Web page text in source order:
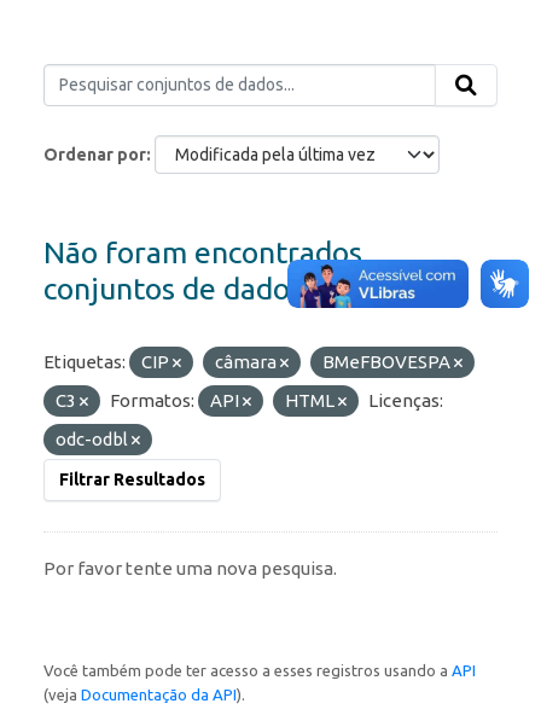
Ordenar por
Não foram encontrados
conjuntos de dados
Etiquetas: CIP câmara
BMeFBOVESPA
C3
Formatos: API HTML
Licenças:
odc-odbl
Filtrar Resultados
Por favor tente uma nova pesquisa.
Você também pode ter acesso a esses registros usando a API
(veja Documentação da API).